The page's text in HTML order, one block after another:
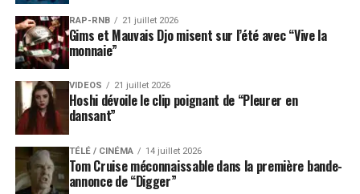
RAP-RNB 21 juillet 2026
Gims et Mauvais Djo misent sur l’été avec “Vive la
monnaie”
VIDEOS 21 juillet 2026
Hoshi dévoile le clip poignant de “Pleurer en
dansant”
TÉLÉ / CINÉMA 14 juillet 2026
Tom Cruise méconnaissable dans la première bande-
annonce de “Digger”